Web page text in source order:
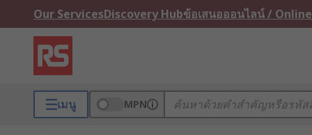
Our ServicesDiscovery Hubข้อเสนอออนไลน์ /
เมนู MPN